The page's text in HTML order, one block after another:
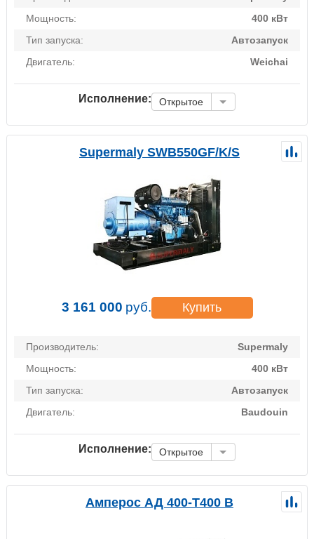
Мощность:
400 кВт
Тип запуска:
Автозапуск
Двигатель:
Weichai
Исполнение: Открытое
Supermaly SWB550GF/K/S
3 161 000 руб. Купить
Производитель:
Supermaly
Мощность:
400 кВт
Тип запуска:
Автозапуск
Двигатель:
Baudouin
Исполнение: Открытое
Амперос АД 400-Т400 B